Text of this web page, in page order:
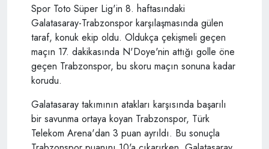
Spor Toto Süper Lig'in 8. haftasındaki
Galatasaray-Trabzonspor karşılaşmasında gülen
taraf, konuk ekip oldu. Oldukça çekişmeli geçen
maçın 17. dakikasında N'Doye'nin attığı golle öne
geçen Trabzonspor, bu skoru maçın sonuna kadar
korudu.
Galatasaray takımının atakları karşısında başarılı
bir savunma ortaya koyan Trabzonspor, Türk
Telekom Arena'dan 3 puan ayrıldı. Bu sonuçla